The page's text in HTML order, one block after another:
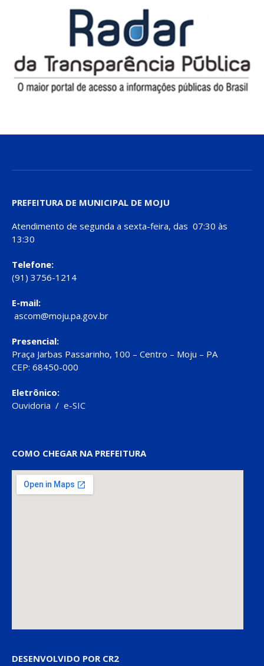
PREFEITURA DE MUNICIPAL DE MOJU
Atendimento de segunda a sexta-feira, das 07:30 às
13:30
Telefone:
(91) 3756-1214
E-mail:
ascom@moju.pa.gov.br
Presencial:
Praça Jarbas Passarinho, 100 – Centro – Moju – PA
CEP: 68450-000
Eletrônico:
Ouvidoria / e-SIC
COMO CHEGAR NA PREFEITURA
DESENVOLVIDO POR CR2